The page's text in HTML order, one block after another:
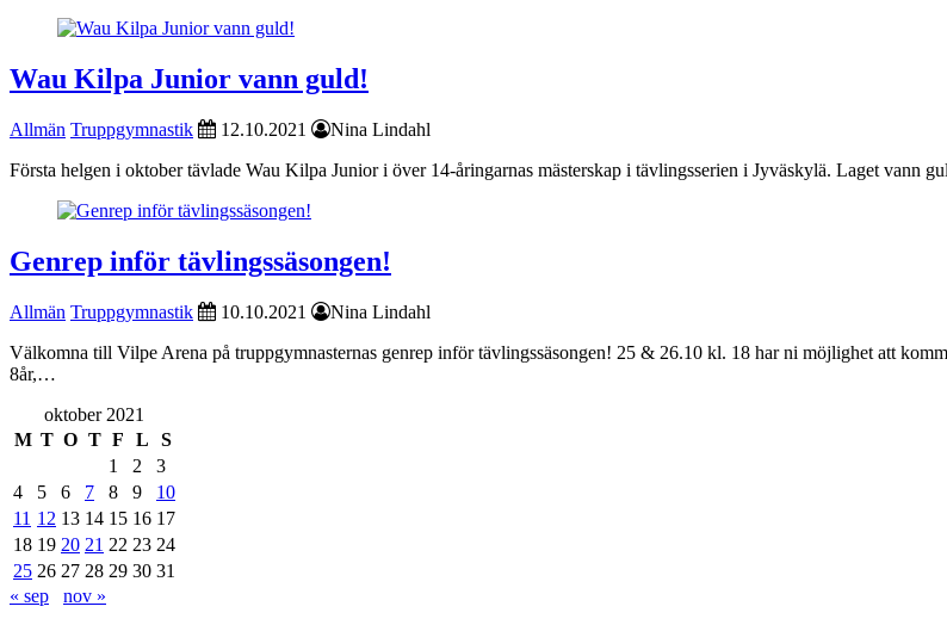
Wau Kilpa Junior vann guld!
Allmän Truppgymnastik 12.10.2021
Nina Lindahl
Första helgen i oktober tävlade Wau Kilpa Junior i över 14-åringarnas mästerskap i tävlingsserien i Jyväskylä. Laget vann
Genrep inför tävlingssäsongen!
Allmän Truppgymnastik 10.10.2021
Nina Lindahl
Välkomna till Vilpe Arena på truppgymnasternas genrep inför tävlingssäsongen! 25 & 26.10 kl. 18 har ni möjlighet att
8år,…
oktober 2021
M T O T F L
S
1
2
3
4
5 6 7 8 9
10
11 12 13 14 15 16 17
18 19 20 21 22 23 24
25 26 27 28 29 30 31
« sep
nov »